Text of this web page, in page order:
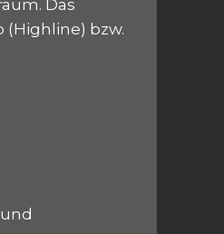
Das
(Highline) bzw.